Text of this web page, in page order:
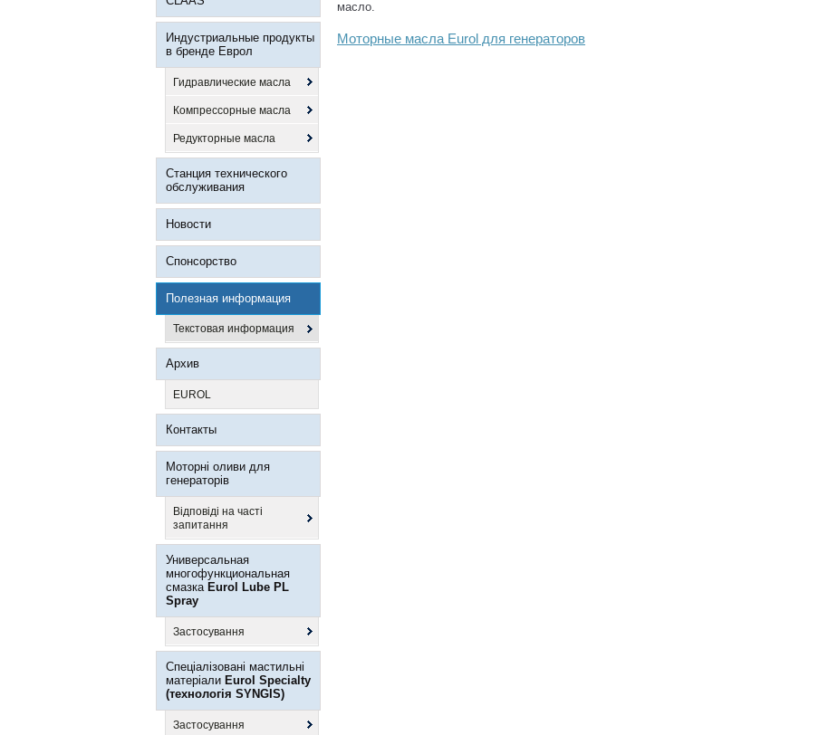
Индустриальные продукты
в бренде Еврол
Гидравлические масла
Компрессорные масла
Редукторные масла
Станция технического
обслуживания
Новости
Спонсорство
Полезная информация
Текстовая информация
Архив
EUROL
Контакты
Моторні оливи для
генераторів
Відповіді на часті
запитання
Универсальная
многофункциональная
смазка Eurol Lube PL
Spray
Застосування
Спеціалізовані мастильні
матеріали Eurol Specialty
(технологія SYNGIS)
Застосування
масло.
Моторные масла Eurol для генераторов